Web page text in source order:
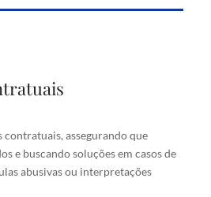
assegurando que
e buscando soluções em casos de
abusivas ou interpretações
Contratuais
e buscando soluções
cláusulas abusivas
divergentes.